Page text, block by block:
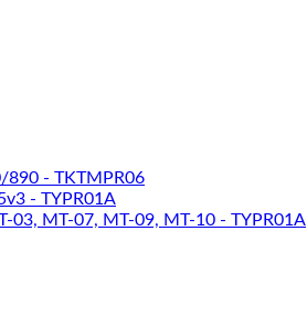
890 - TKTMPR06
- TYPR01A
03, MT-07, MT-09, MT-10 - TYPR01A